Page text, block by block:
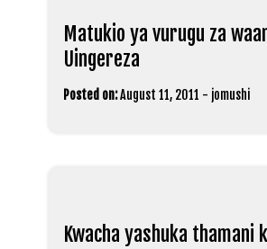
Matukio ya vurugu za
Uingereza
Posted on:August 11, 2011 - jomushi
Kwacha yashuka thamani